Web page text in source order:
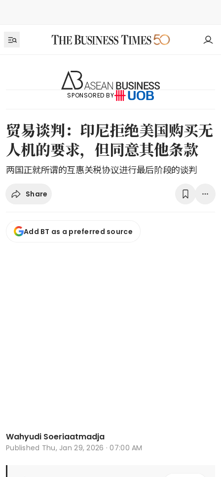
SPONSORED BY
贸易谈判：印尼拒绝美国购买无
人机的要求，但同意其他条款
两国正就所谓的互惠关税协议进行最后阶段的谈判
Share
Add BT as a preferred source
Wahyudi Soeriaatmadja
Published Thu, Jan 29, 2026 · 07:00 AM